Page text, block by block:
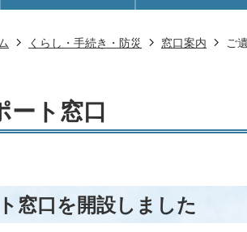
くらし・手続き・防災 窓口案内 ご
ート窓口
窓口を開設しました